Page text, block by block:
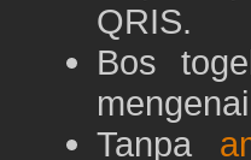
QRIS.
Bos
Tanpa